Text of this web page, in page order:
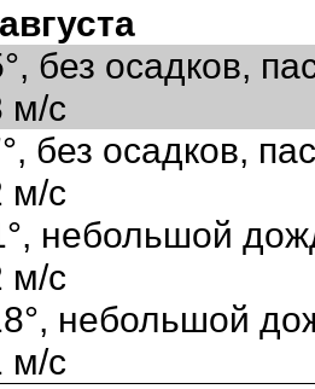
без осадков,
м/с
без осадков,
м/с
небольшой
м/с
небольшой
м/с